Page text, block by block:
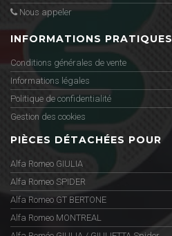
Nous appeler
INFORMATIONS PRATIQUES
Conditions générales de vente
Informations légales
Politique de confidentialité
Gestion des cookies
PIÈCES DÉTACHÉES POUR
Alfa Romeo GIULIA
Alfa Romeo SPIDER
Alfa Romeo GT BERTONE
Alfa Romeo MONTREAL